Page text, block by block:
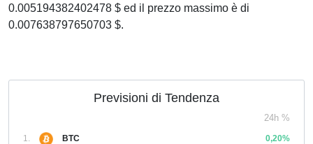
0.005194382402478 $ ed il prezzo massimo è di
0.007638797650703 $.
Previsioni di Tendenza
24h %
1.
BTC
0,20%